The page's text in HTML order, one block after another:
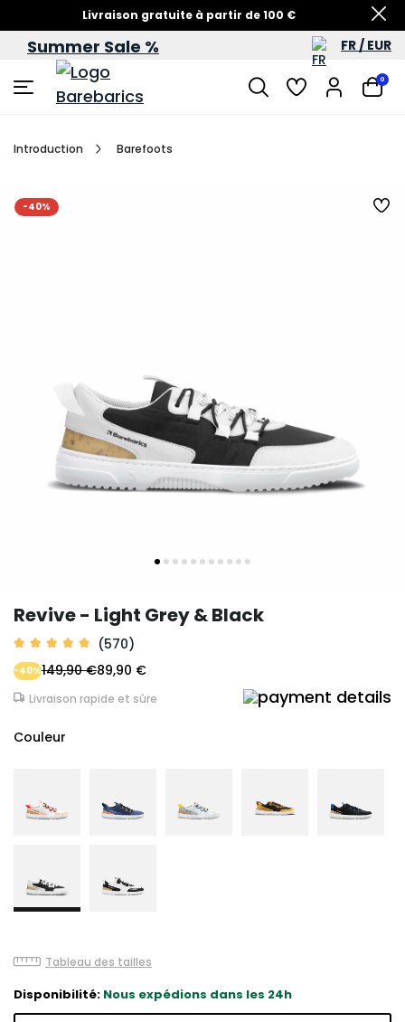
Livraison gratuite à partir de 100 €
Soldes d’été – jusqu’à -60 %
Summer Sale % FR / EUR
0
Introduction Barefoots
-40%
Revive - Light Grey & Black
(570)
89,90 €
-40%149,90 €
Livraison rapide et sûre
Couleur
Tableau des tailles
Disponibilité: Nous expédions dans les 24h